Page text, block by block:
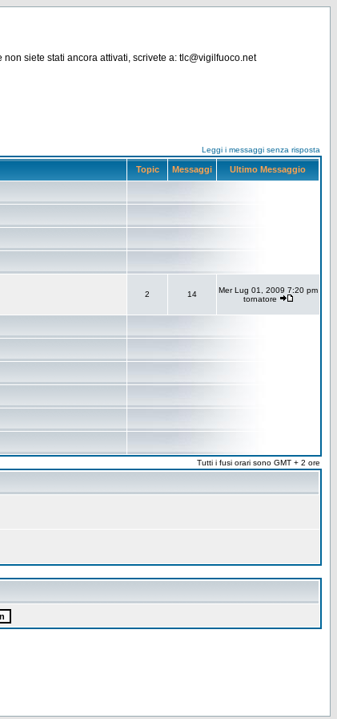
siete stati ancora attivati, scrivete a: tlc@vigilfuoco.net
Leggi i messaggi senza risposta
Topic Messaggi Ultimo Messaggio
2 14
Mer Lug 01, 2009 7:20 pm
tornatore
Tutti i fusi orari sono GMT + 2 ore